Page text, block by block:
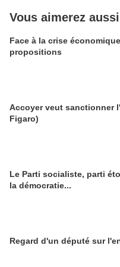
Vous aimerez aussi
Face à la crise
propositions
Accoyer veut sanctionner
Figaro)
Le Parti socialiste, parti
la démocratie...
Regard d'un député sur